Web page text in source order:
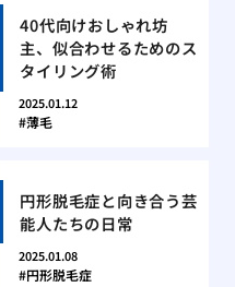
40代向けおしゃれ坊
主、似合わせるためのス
タイリング術
2025.01.12
薄毛
円形脱毛症と向き合う芸
能人たちの日常
2025.01.08
円形脱毛症